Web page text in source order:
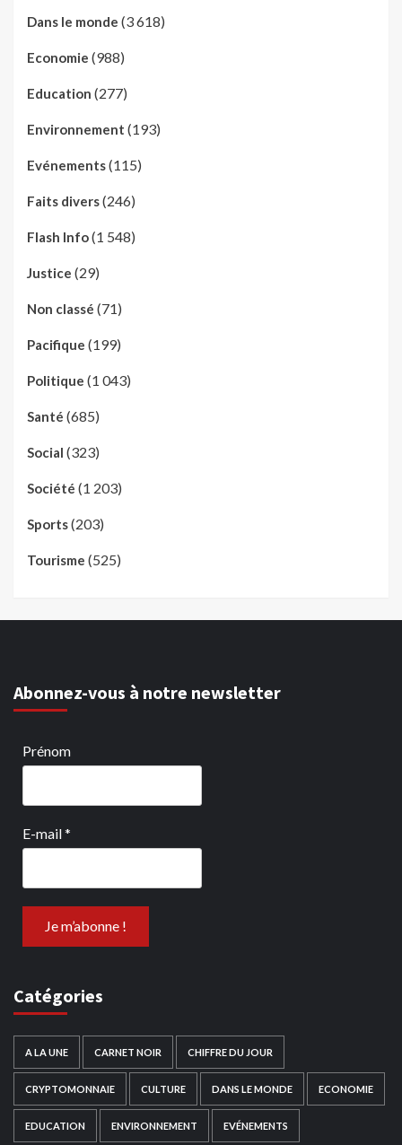
Dans le monde (3 618)
Economie (988)
Education (277)
Environnement (193)
Evénements(115)
Faits divers(246)
Flash Info(1 548)
Justice (29)
Non classé (71)
Pacifique (199)
Politique (1 043)
Santé (685)
Social (323)
Société (1 203)
Sports(203)
Tourisme (525)
Abonnez-vous à notre newsletter
Prénom
E-mail*
Catégories
A LA UNE CARNET NOIR CHIFFRE DU JOUR
CRYPTOMONNAIE CULTURE DANS LE MONDE ECONOMIE
EDUCATION ENVIRONNEMENT EVÉNEMENTS